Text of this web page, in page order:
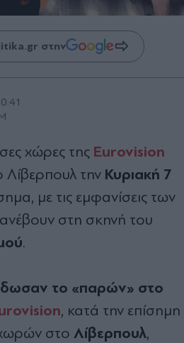
στην
χώρες της Eurovision
Λίβερπουλ την Κυριακή 7
με τις εμφανίσεις των
στη σκηνή του
.
το «παρών» στο
, κατά την επίσημη
στο Λίβερπουλ,